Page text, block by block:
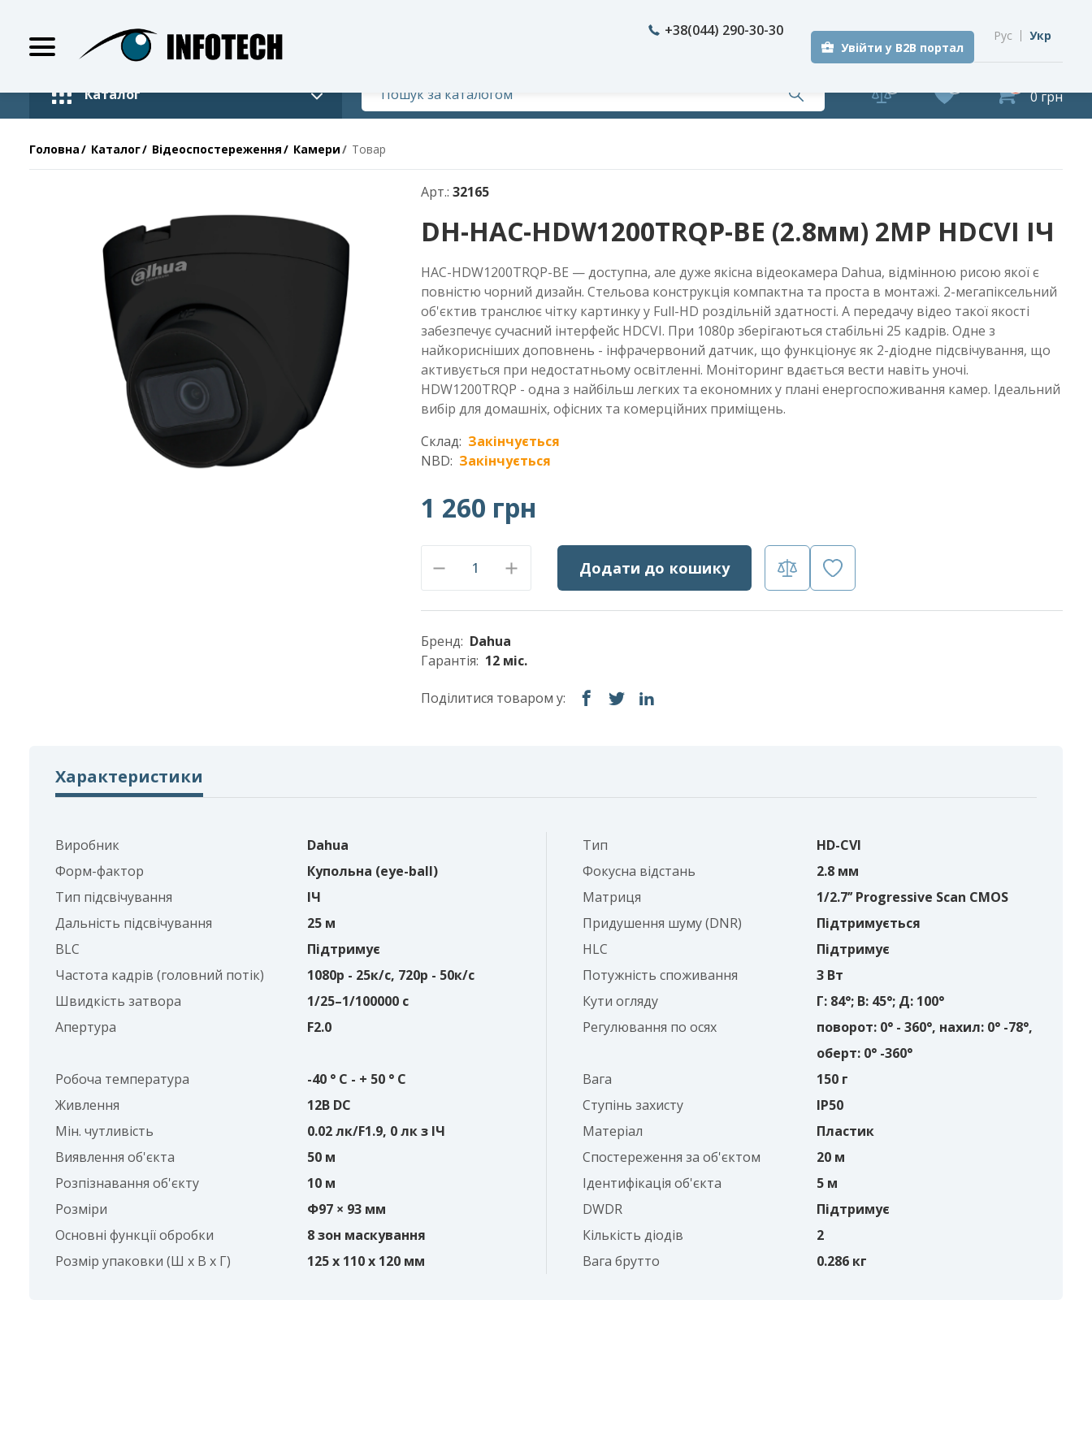
+38(044) 290-30-30
Увійти у B2B портал
Рус Укр
Каталог 0 грн
Головна Каталог Відеоспостереження Камери Товар
Арт.: 32165
DH-HAC-HDW1200TRQP-BE (2.8мм) 2MP HDCVI ІЧ
HAC-HDW1200TRQP-BE — доступна, але дуже якісна відеокамера Dahua, відмінною рисою якої є
повністю чорний дизайн. Стельова конструкція компактна та проста в монтажі. 2-мегапіксельний
об'єктив транслює чітку картинку у Full-HD роздільній здатності. А передачу відео такої якості
забезпечує сучасний інтерфейс HDCVI. При 1080p зберігаються стабільні 25 кадрів. Одне з
найкорисніших доповнень - інфрачервоний датчик, що функціонує як 2-діодне підсвічування, що
активується при недостатньому освітленні. Моніторинг вдається вести навіть уночі.
HDW1200TRQP - одна з найбільш легких та економних у плані енергоспоживання камер. Ідеальний
вибір для домашніх, офісних та комерційних приміщень.
Склад: Закінчується
NBD: Закінчується
1 260 грн
Додати до кошику
Бренд: Dahua
Гарантія: 12 міс.
Поділитися товаром у:
Характеристики
Виробник Dahua Тип
HD-CVI
Форм-фактор
Купольна (eye-ball) Фокусна відстань
2.8 мм
Тип підсвічування
ІЧ Матриця
1/2.7’’ Progressive Scan CMOS
Дальність підсвічування
25 м Придушення шуму (DNR)
Підтримується
BLC
Підтримує HLC
Підтримує
Частота кадрів (головний потік)
1080p - 25к/с, 720p - 50к/с Потужність споживання
3 Вт
Швидкість затвора
1/25–1/100000 с Кути огляду
Г: 84°; В: 45°; Д: 100°
Апертура
F2.0 Регулювання по осях
поворот: 0° - 360°, нахил: 0° -78°,
оберт: 0° -360°
Робоча температура
-40 ° C - + 50 ° C Вага
150 г
Живлення
12В DC Ступінь захисту
IP50
Мін. чутливість
0.02 лк/F1.9, 0 лк з ІЧ Матеріал
Пластик
Виявлення об'єкта
50 м Спостереження за об'єктом
20 м
Розпізнавання об'єкту
10 м Ідентифікація об'єкта
5 м
Розміри
Φ97 × 93 мм DWDR
Підтримує
Основні функції обробки
8 зон маскування Кількість діодів
2
Розмір упаковки (Ш х В х Г)
125 x 110 x 120 мм Вага брутто 0.286 кг